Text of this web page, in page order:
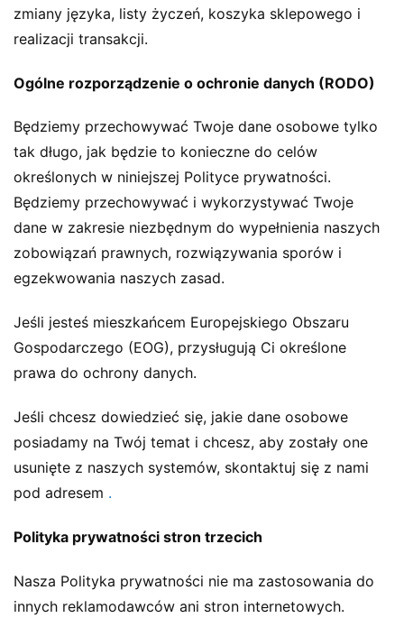
zmiany języka, listy życzeń, koszyka sklepowego i
realizacji transakcji.
Ogólne rozporządzenie o ochronie danych (RODO)
Będziemy przechowywać Twoje dane osobowe tylko
tak długo, jak będzie to konieczne do celów
określonych w niniejszej Polityce prywatności.
Będziemy przechowywać i wykorzystywać Twoje
dane w zakresie niezbędnym do wypełnienia naszych
zobowiązań prawnych, rozwiązywania sporów i
egzekwowania naszych zasad.
Jeśli jesteś mieszkańcem Europejskiego Obszaru
Gospodarczego (EOG), przysługują Ci określone
prawa do ochrony danych.
Jeśli chcesz dowiedzieć się, jakie dane osobowe
posiadamy na Twój temat i chcesz, aby zostały one
usunięte z naszych systemów, skontaktuj się z nami
pod adresem .
Polityka prywatności stron trzecich
Nasza Polityka prywatności nie ma zastosowania do
innych reklamodawców ani stron internetowych.